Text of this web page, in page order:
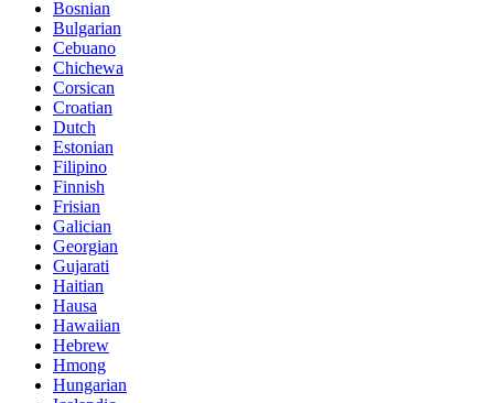
Bosnian
Bulgarian
Cebuano
Chichewa
Corsican
Croatian
Dutch
Estonian
Filipino
Finnish
Frisian
Galician
Georgian
Gujarati
Haitian
Hausa
Hawaiian
Hebrew
Hmong
Hungarian